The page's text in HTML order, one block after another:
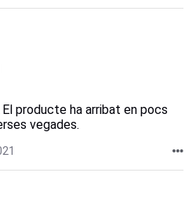
producte ha arribat en pocs
vegades.